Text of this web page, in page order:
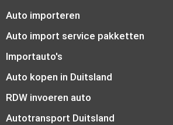
Auto importeren
Auto import service pakketten
Importauto's
Auto kopen in Duitsland
RDW invoeren auto
Autotransport Duitsland